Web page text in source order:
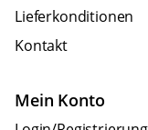
Lieferkonditionen
Kontakt
Mein Konto